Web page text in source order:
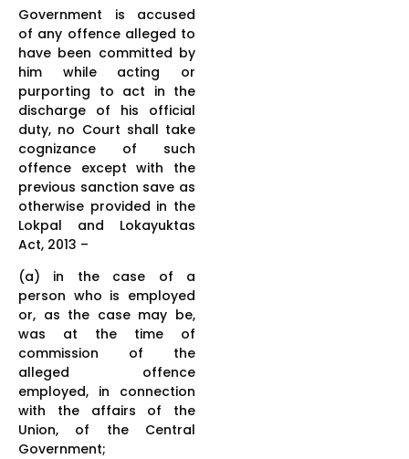
Government is accused
of any offence alleged to
have been committed by
him while acting or
purporting to act in the
discharge of his official
duty, no Court shall take
cognizance of such
offence except with the
previous sanction save as
otherwise provided in the
Lokpal and Lokayuktas
Act, 2013 –
(a) in the case of a
person who is employed
or, as the case may be,
was at the time of
commission of the
alleged offence
employed, in connection
with the affairs of the
Union, of the Central
Government;